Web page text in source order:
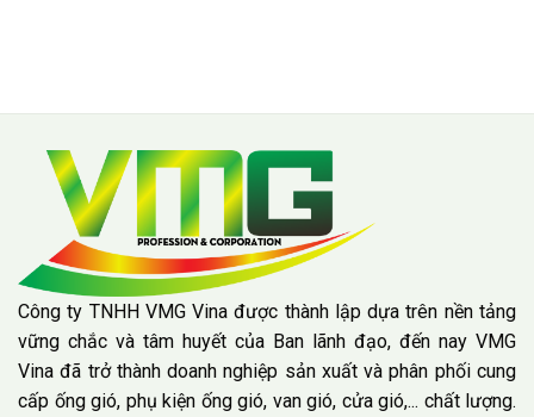
Công ty TNHH VMG Vina được thành lập dựa trên nền tảng
vững chắc và tâm huyết của Ban lãnh đạo, đến nay VMG
Vina đã trở thành doanh nghiệp sản xuất và phân phối cung
cấp ống gió, phụ kiện ống gió, van gió, cửa gió,... chất lượng.